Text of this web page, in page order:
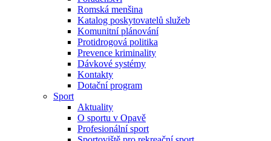
Romská menšina
Katalog poskytovatelů služeb
Komunitní plánování
Protidrogová politika
Prevence kriminality
Dávkové systémy
Kontakty
Dotační program
Sport
Aktuality
O sportu v Opavě
Profesionální sport